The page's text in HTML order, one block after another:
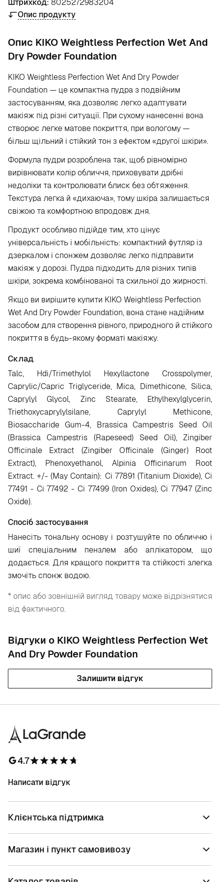
Штрихкод: 8025272983204
Опис продукту
Опис KIKO Weightless Perfection Wet And
Dry Powder Foundation
KIKO Weightless Perfection Wet And Dry Powder
Foundation — це компактна пудра з подвійним
застосуванням, яка дозволяє легко адаптувати
макіяж під різні ситуації. При сухому нанесенні вона
створює легке матове покриття, при вологому —
більш щільний і стійкий тон з ефектом «другої шкіри».
Формула пудри розроблена так, щоб рівномірно
вирівнювати колір обличчя, приховувати дрібні
недоліки та контролювати блиск без обтяження.
Текстура легка й «дихаюча», тому шкіра залишається
свіжою та комфортною впродовж дня.
Продукт особливо підійде тим, хто цінує
універсальність і мобільність: компактний футляр із
дзеркалом і спонжем дозволяє легко підправити
макіяж у дорозі. Пудра підходить для різних типів
шкіри, зокрема комбінованої та схильної до жирності.
Якщо ви вирішите купити KIKO Weightless Perfection
Wet And Dry Powder Foundation, вона стане надійним
засобом для створення рівного, природного й стійкого
покриття в будь-якому форматі макіяжу.
Склад
Talc, Hdi/Trimethylol Hexyllactone Crosspolymer,
Caprylic/Capric Triglyceride, Mica, Dimethicone, Silica,
Caprylyl Glycol, Zinc Stearate, Ethylhexylglycerin,
Triethoxycaprylylsilane, Caprylyl Methicone,
Biosaccharide Gum-4, Brassica Campestris Seed Oil
(Brassica Campestris (Rapeseed) Seed Oil), Zingiber
Officinale Extract (Zingiber Officinale (Ginger) Root
Extract), Phenoxyethanol, Alpinia Officinarum Root
Extract. +/- (May Contain): Ci 77891 (Titanium Dioxide), Ci
77491 - Ci 77492 - Ci 77499 (Iron Oxides), Ci 77947 (Zinc
Oxide).
Спосіб застосування
Нанесіть тональну основу і розтушуйте по обличчю і
шиї спеціальним пензлем або аплікатором, що
додається. Для кращого покриття та стійкості злегка
змочіть спонж водою.
* опис або зовнішній вигляд товару може відрізнятися
від фактичного.
Відгуки о KIKO Weightless Perfection Wet
And Dry Powder Foundation
Залишити відгук
4.7
Написати відгук
Клієнтська підтримка
Магазин і пункт самовивозу